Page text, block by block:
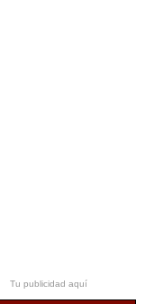
Tu publicidad aquí